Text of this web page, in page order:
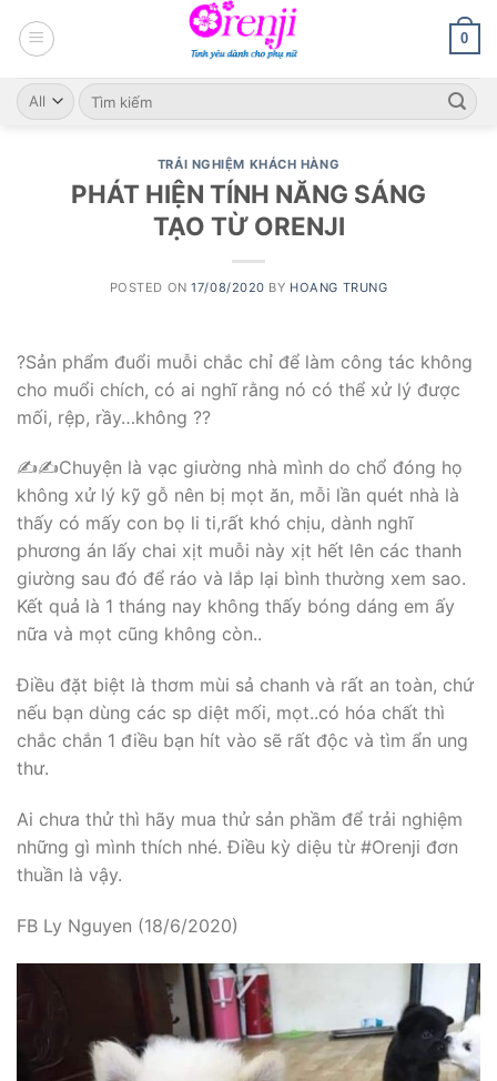
0
Search
for:
TRẢI NGHIỆM KHÁCH HÀNG
PHÁT HIỆN TÍNH NĂNG SÁNG
TẠO TỪ ORENJI
POSTED ON17/08/2020 BY HOANG TRUNG
?Sản phẩm đuổi muỗi chắc chỉ để làm công tác không
cho muổi chích, có ai nghĩ rằng nó có thể xử lý được
mối, rệp, rầy…không ??
✍️✍️Chuyện là vạc giường nhà mình do chổ đóng họ
không xử lý kỹ gỗ nên bị mọt ăn, mỗi lần quét nhà là
thấy có mấy con bọ li ti,rất khó chịu, dành nghĩ
phương án lấy chai xịt muỗi này xịt hết lên các thanh
giường sau đó để ráo và lắp lại bình thường xem sao.
Kết quả là 1 tháng nay không thấy bóng dáng em ấy
nữa và mọt cũng không còn..
Điều đặt biệt là thơm mùi sả chanh và rất an toàn, chứ
nếu bạn dùng các sp diệt mối, mọt..có hóa chất thì
chắc chắn 1 điều bạn hít vào sẽ rất độc và tìm ẩn ung
thư.
Ai chưa thử thì hãy mua thử sản phầm để trải nghiệm
những gì mình thích nhé. Điều kỳ diệu từ #Orenji đơn
thuần là vậy.
FB Ly Nguyen (18/6/2020)